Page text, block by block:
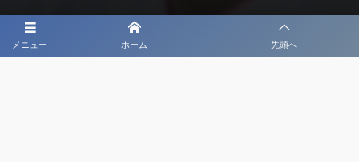
メニュー ホーム 先頭へ
大会メディア協力社として
大会価値向上を目指し